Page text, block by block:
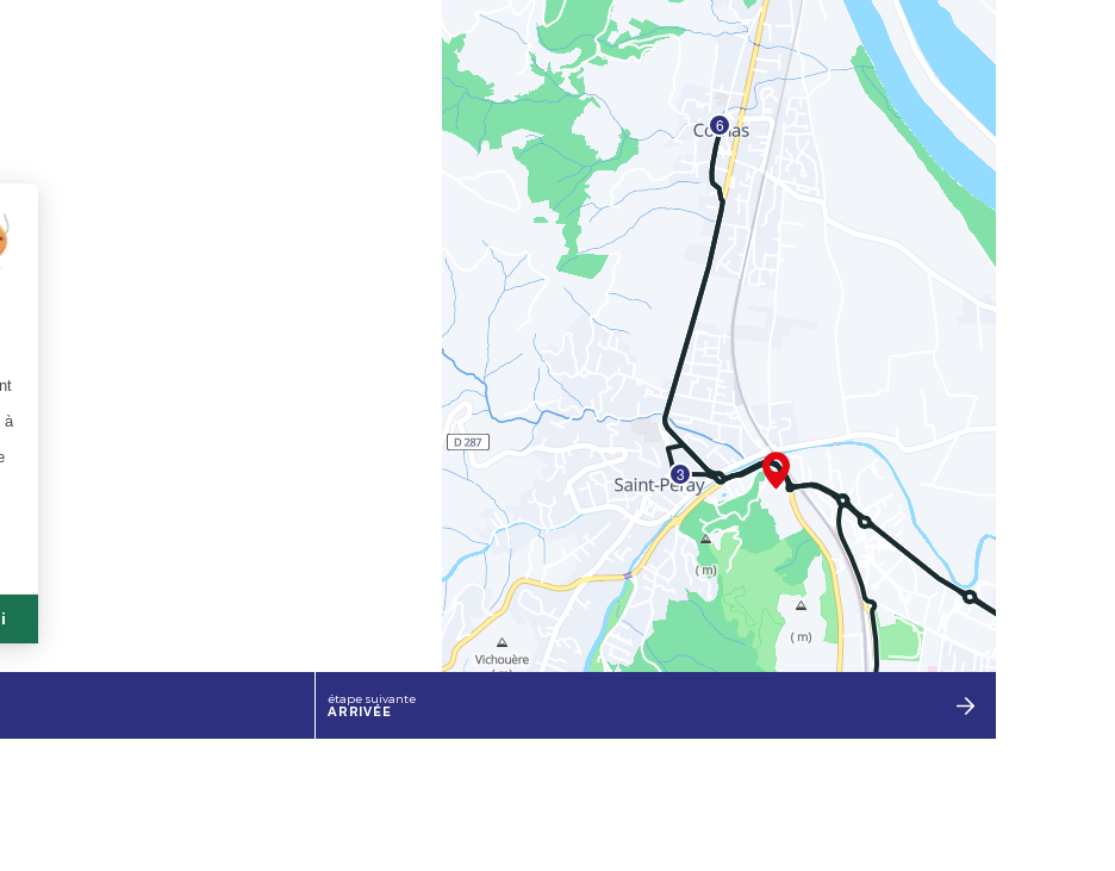
étape suivante
ARRIVÉE